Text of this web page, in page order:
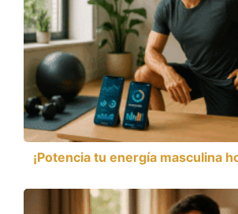
¡Potencia tu energía masculina